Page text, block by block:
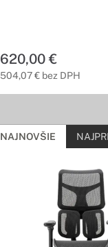
620,00 €
504,07 € bez DPH
NAJNOVŠIE